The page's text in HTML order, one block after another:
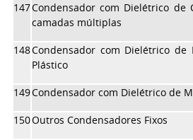
147Condensador com Dielétrico de
camadas múltiplas
148Condensador com Dielétrico de
Plástico
149Condensador com Dielétrico de
150Outros Condensadores Fixos